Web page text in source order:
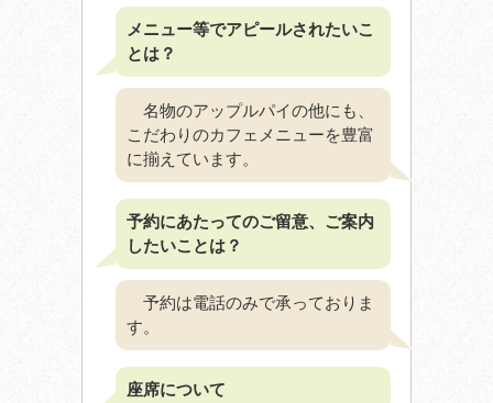
メニュー等でアピールされたいこ
とは？
名物のアップルパイの他にも、
こだわりのカフェメニューを豊富
に揃えています。
予約にあたってのご留意、ご案内
したいことは？
予約は電話のみで承っておりま
す。
座席について